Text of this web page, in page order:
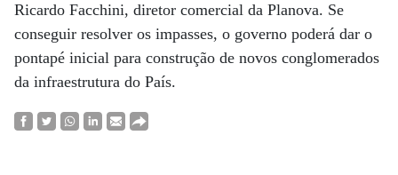
Ricardo Facchini, diretor comercial da Planova. Se
conseguir resolver os impasses, o governo poderá dar o
pontapé inicial para construção de novos conglomerados
da infraestrutura do País.